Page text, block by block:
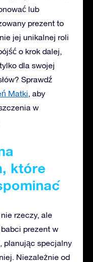
lub
prezent to
jej unikalnej roli
o krok dalej,
dla swojej
Sprawdź
Matki, aby
w
które
rzeczy, ale
prezent w
planując specjalny
Niezależnie od